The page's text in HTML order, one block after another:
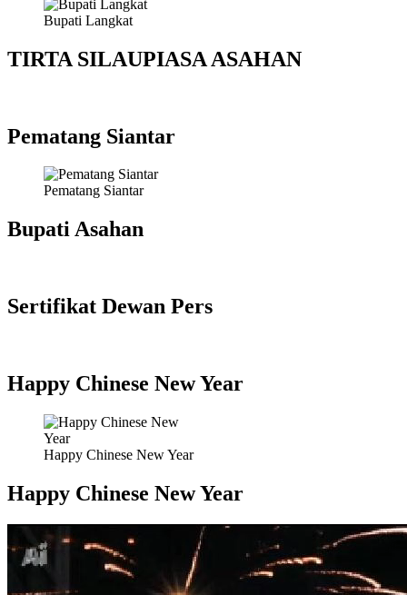
Bupati Langkat
TIRTA SILAUPIASA ASAHAN
Pematang Siantar
Pematang Siantar
Bupati Asahan
Sertifikat Dewan Pers
Happy Chinese New Year
Happy Chinese New Year
Happy Chinese New Year